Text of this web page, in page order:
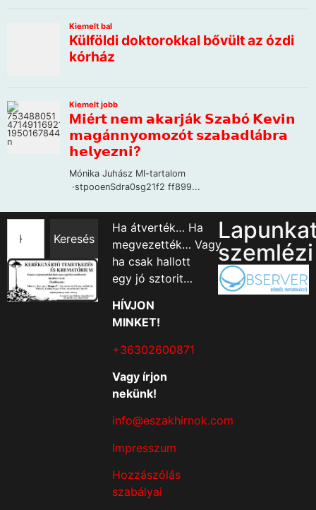
Keresés
Ha átverték… Ha
megvezették… Vagy
ha csak hallott
egy jó sztorit…
HÍVJON
MINKET!
+36302600871
Vagy írjon
nekünk!
info@eszakhirnok.com
Impresszum
Hozzászólás
szabályai
szemlézi